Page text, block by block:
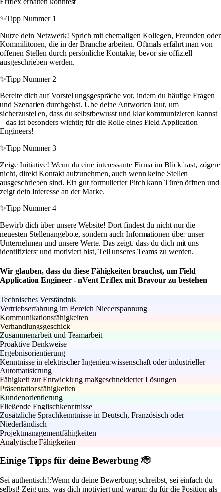
Eriflex erhalten könntest
✨Tipp Nummer 1
Nutze dein Netzwerk! Sprich mit ehemaligen Kollegen, Freunden oder
Kommilitonen, die in der Branche arbeiten. Oftmals erfährt man von
offenen Stellen durch persönliche Kontakte, bevor sie offiziell
ausgeschrieben werden.
✨Tipp Nummer 2
Bereite dich auf Vorstellungsgespräche vor, indem du häufige Fragen
und Szenarien durchgehst. Übe deine Antworten laut, um
sicherzustellen, dass du selbstbewusst und klar kommunizieren kannst
– das ist besonders wichtig für die Rolle eines Field Application
Engineers!
✨Tipp Nummer 3
Zeige Initiative! Wenn du eine interessante Firma im Blick hast, zögere
nicht, direkt Kontakt aufzunehmen, auch wenn keine Stellen
ausgeschrieben sind. Ein gut formulierter Pitch kann Türen öffnen und
zeigt dein Interesse an der Marke.
✨Tipp Nummer 4
Bewirb dich über unsere Website! Dort findest du nicht nur die
neuesten Stellenangebote, sondern auch Informationen über unser
Unternehmen und unsere Werte. Das zeigt, dass du dich mit uns
identifizierst und motiviert bist, Teil unseres Teams zu werden.
Wir glauben, dass du diese Fähigkeiten brauchst, um Field
Application Engineer - nVent Eriflex mit Bravour zu bestehen
Technisches Verständnis
Vertriebserfahrung im Bereich Niederspannung
Kommunikationsfähigkeiten
Verhandlungsgeschick
Zusammenarbeit und Teamarbeit
Proaktive Denkweise
Ergebnisorientierung
Kenntnisse in elektrischer Ingenieurwissenschaft oder industrieller
Automatisierung
Fähigkeit zur Entwicklung maßgeschneiderter Lösungen
Präsentationsfähigkeiten
Kundenorientierung
Fließende Englischkenntnisse
Zusätzliche Sprachkenntnisse in Deutsch, Französisch oder
Niederländisch
Projektmanagementfähigkeiten
Analytische Fähigkeiten
Einige Tipps für deine Bewerbung 🫡
Sei authentisch!:Wenn du deine Bewerbung schreibst, sei einfach du
selbst! Zeig uns, was dich motiviert und warum du für die Position als